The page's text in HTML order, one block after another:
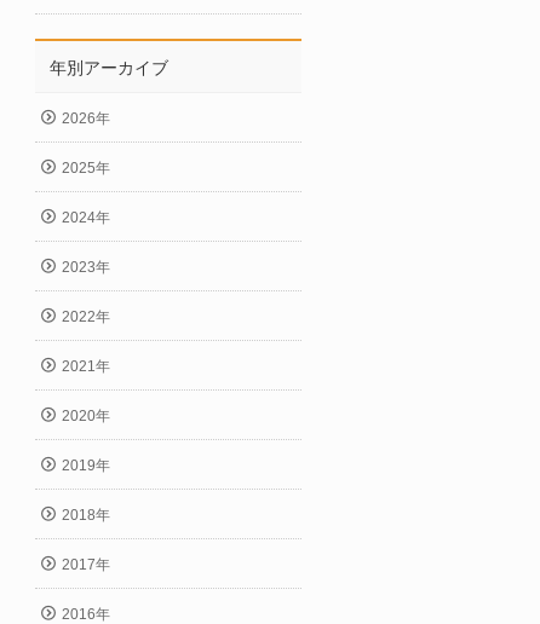
年別アーカイブ
2026年
2025年
2024年
2023年
2022年
2021年
2020年
2019年
2018年
2017年
2016年